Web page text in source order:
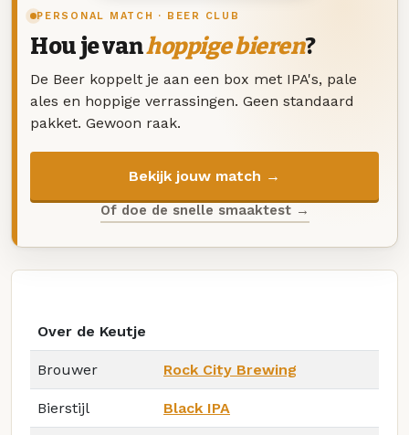
PERSONAL MATCH · BEER CLUB
Hou je vanhoppige bieren?
De Beer koppelt je aan een box met IPA's, pale
ales en hoppige verrassingen. Geen standaard
pakket. Gewoon raak.
Bekijk jouw match →
Of doe de snelle smaaktest →
Over de Keutje
Brouwer Rock City Brewing
Bierstijl Black IPA